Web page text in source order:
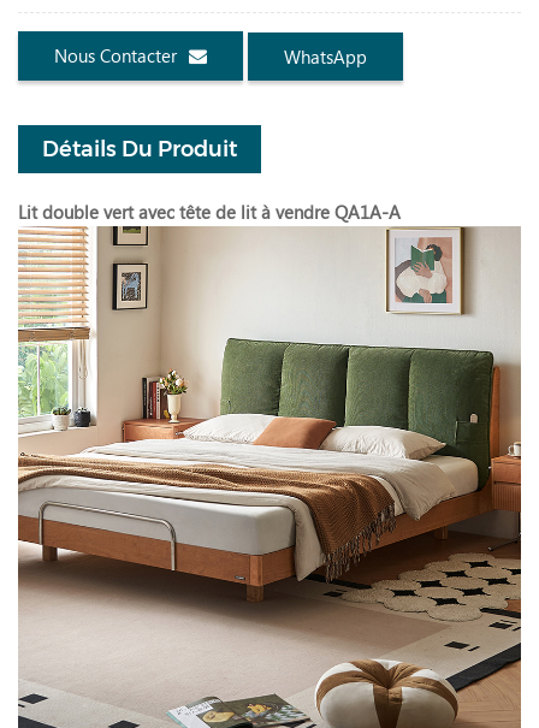
Nous Contacter WhatsApp
Détails Du Produit
Lit double vert avec tête de lit à vendre QA1A-A